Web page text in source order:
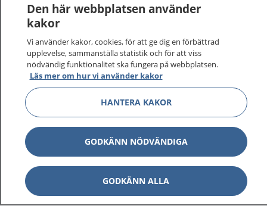
1177 på flera språk
Om 1177 Visa
Kontakt
Behandling av personuppgifter
Hantering av kakor
Den här webbplatsen använder
kakor
Vi använder kakor, cookies, för att ge dig en förbättrad
upplevelse, sammanställa statistik och för att viss
nödvändig funktionalitet ska fungera på webbplatsen.
Läs mer om hur vi använder kakor
HANTERA KAKOR
GODKÄNN NÖDVÄNDIGA
GODKÄNN ALLA